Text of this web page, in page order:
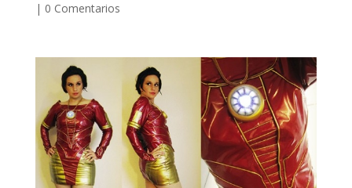
| 0 Comentarios